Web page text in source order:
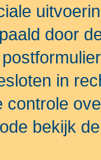
door
in
controle
bekijk